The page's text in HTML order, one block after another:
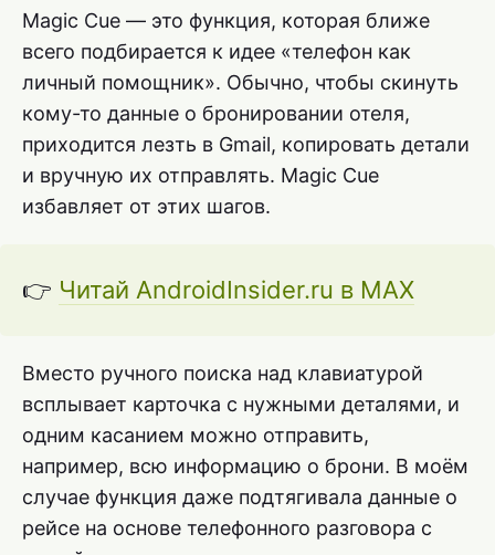
Magic Cue — это функция, которая ближе
всего подбирается к идее «телефон как
личный помощник». Обычно, чтобы скинуть
кому-то данные о бронировании отеля,
приходится лезть в Gmail, копировать детали
и вручную их отправлять. Magic Cue
избавляет от этих шагов.
👉 Читай AndroidInsider.ru в MAX
Вместо ручного поиска над клавиатурой
всплывает карточка с нужными деталями, и
одним касанием можно отправить,
например, всю информацию о брони. В моём
случае функция даже подтягивала данные о
рейсе на основе телефонного разговора с